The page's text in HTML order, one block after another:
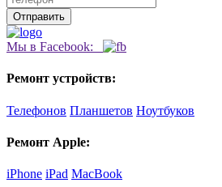
Мы в Facebook:
Ремонт устройств:
Телефонов Планшетов Ноутбуков
Ремонт Apple:
iPhone iPad MacBook